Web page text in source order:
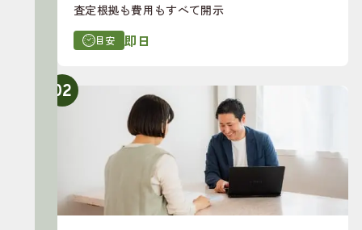
査定根拠も費用もすべて開示
目安 即日
02